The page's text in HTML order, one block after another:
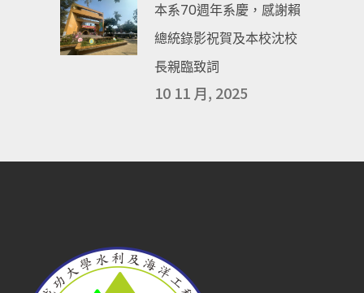
本系70週年系慶，感謝賴
總統錄影祝賀及本校沈校
長親臨致詞
10 11 月, 2025